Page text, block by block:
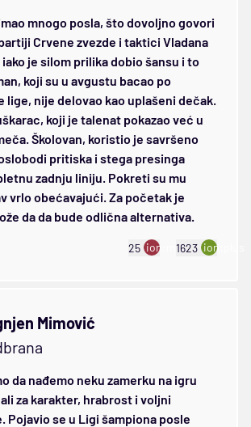
mnogo posla, što dovoljno govori
Crvene zvezde i taktici Vladana
je silom prilika dobio šansu i to
koji su u avgustu bacao po
lige, nije delovao kao uplašeni dečak.
koji je talenat pokazao već u
Školovan, koristio je savršeno
pritiska i stega presinga
zadnju liniju. Pokreti su mu
vrlo obećavajući. Za početak je
da da bude odlična alternativa.
25 ion:minus
1623 ion:plus
Mimović
da nađemo neku zamerku na igru
za karakter, hrabrost i voljni
Pojavio se u Ligi šampiona posle